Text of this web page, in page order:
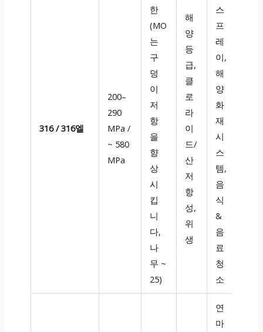
316 / 316엘
200–
290
MPa /
~ 580
MPa
한
(MO
는
구
덩
이
저
항
을
향
상
시
킵
니
다,
나
무 ~
25)
해
양
등
급,
클
로
라
이
드/
산
저
항
성,
위
생
스
프
레
이,
해
양
화
재
시
스
템,
음
식
&
음
료
청
소
연
마